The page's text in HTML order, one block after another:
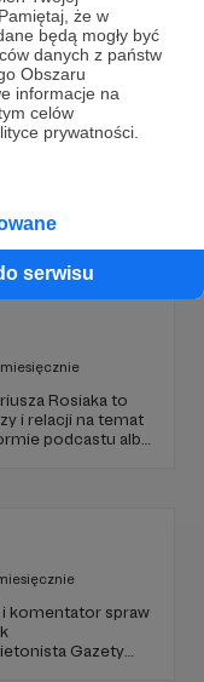
że w
będą mogły być
danych z państw
Obszaru
informacje na
celów
prywatności.
serwisu
Zeszytjuż teraz!
miesięcznie
Rosiaka to
i relacji na temat
podcastu albo
i komentator spraw
Gazety